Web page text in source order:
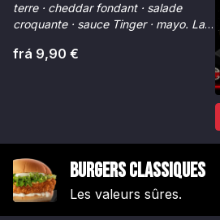
terre · cheddar fondant · salade
croquante · sauce Tinger · mayo. La
frá 9,90 €
Burgers Classiques
Les valeurs sûres.